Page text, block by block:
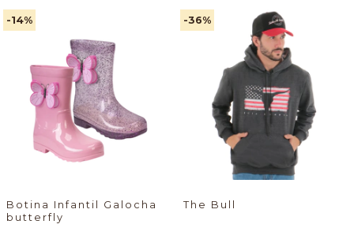
-14%
Botina Infantil Galocha
butterfly
-36%
The Bull